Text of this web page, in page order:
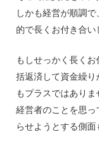
しかも経営が順調
的で長くお付き合い
もしせっかく長く
括返済して資金繰
もプラスではありま
経営者のことを思
らせようとする側面